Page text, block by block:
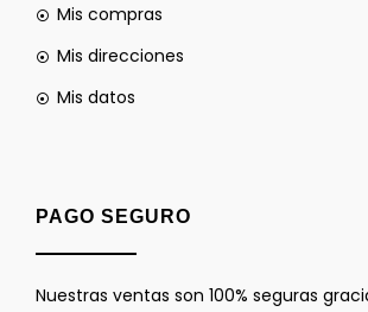
Mis compras
Mis direcciones
Mis datos
PAGO SEGURO
Nuestras ventas son 100% seguras